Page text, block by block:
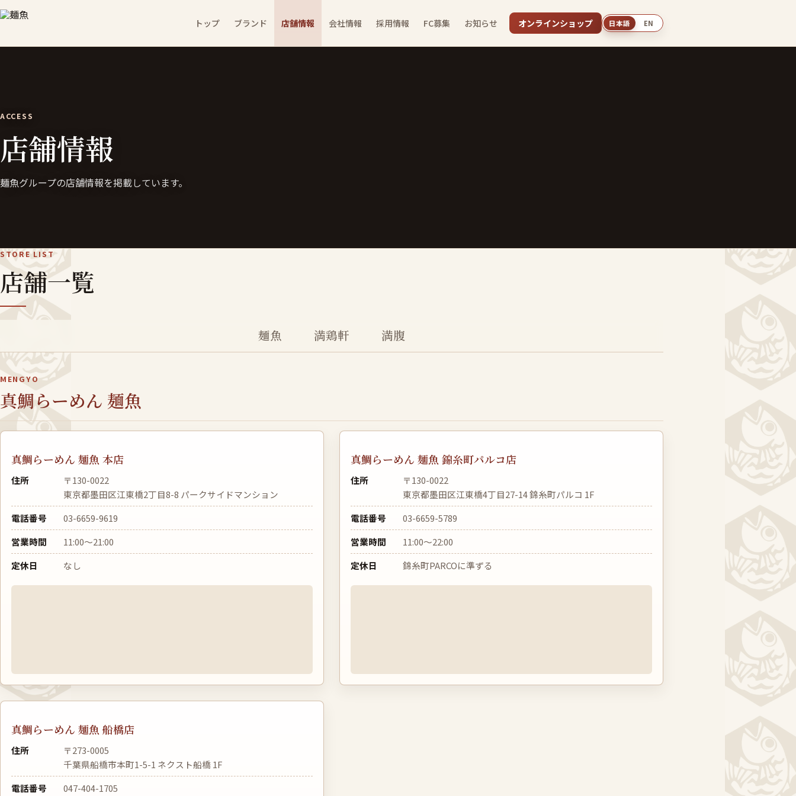
トップ ブランド 店舗情報 会社情報 採用情報 FC募集 お知らせ オンラインショップ 日本語 EN
ACCESS
店舗情報
麺魚グループの店舗情報を掲載しています。
STORE LIST
店舗一覧
麺魚 満鶏軒 満腹
MENGYO
真鯛らーめん 麺魚
真鯛らーめん 麺魚 本店
住所
〒130-0022
東京都墨田区江東橋2丁目8-8 パークサイドマンション
電話番号
03-6659-9619
営業時間
11:00〜21:00
定休日
なし
真鯛らーめん 麺魚 錦糸町パルコ店
住所
〒130-0022
東京都墨田区江東橋4丁目27-14 錦糸町パルコ 1F
電話番号
03-6659-5789
営業時間
11:00〜22:00
定休日
錦糸町PARCOに準ずる
真鯛らーめん 麺魚 船橋店
住所
〒273-0005
千葉県船橋市本町1-5-1 ネクスト船橋 1F
電話番号
047-404-1705